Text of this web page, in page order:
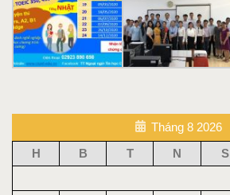
Tháng 8 2026
H
B T N S